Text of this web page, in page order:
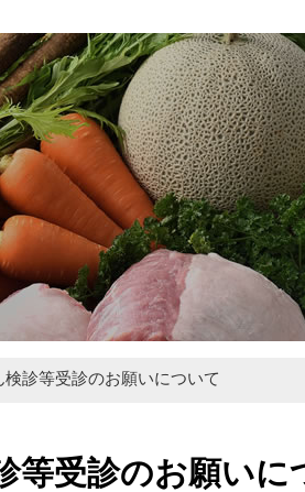
田市農業振興ホームページ
診等受診のお願いについて
等受診のお願いに